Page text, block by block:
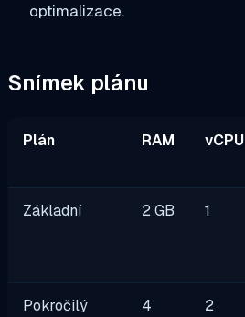
optimalizace.
Snímek plánu
Plán RAM vCPU
Základní 2 GB 1
Pokročilý
4
2